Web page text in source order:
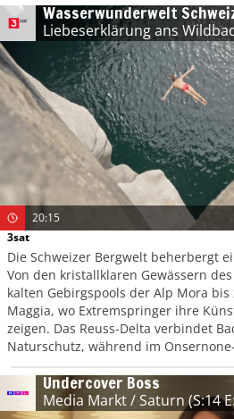
Wasserwunderwelt
Liebeserklärung ans
20:15
3sat
Die Schweizer Bergwelt beherbergt
Von den kristallklaren Gewässern
kalten Gebirgspools der Alp Mora
Maggia, wo Extremspringer ihre
zeigen. Das Reuss-Delta verbindet
Naturschutz, während im
Thermalquelle zwischen uralten
Undercover Boss
Media Markt / Saturn (S:14